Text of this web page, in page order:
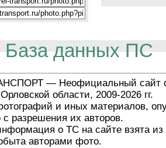
База данных ПС
— Неофициальный сайт
области, 2009-2026 гг.
и иных материалов,
с разрешения их авторов.
о ТС на сайте взята из
авторами фото.